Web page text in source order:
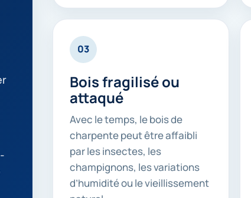
03
Bois fragilisé ou
attaqué
Avec le temps, le bois de
charpente peut être affaibli
par les insectes, les
champignons, les variations
d’humidité ou le vieillissement